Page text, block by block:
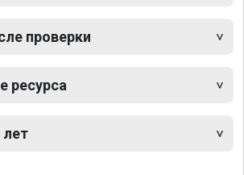
проверки
ресурса
лет